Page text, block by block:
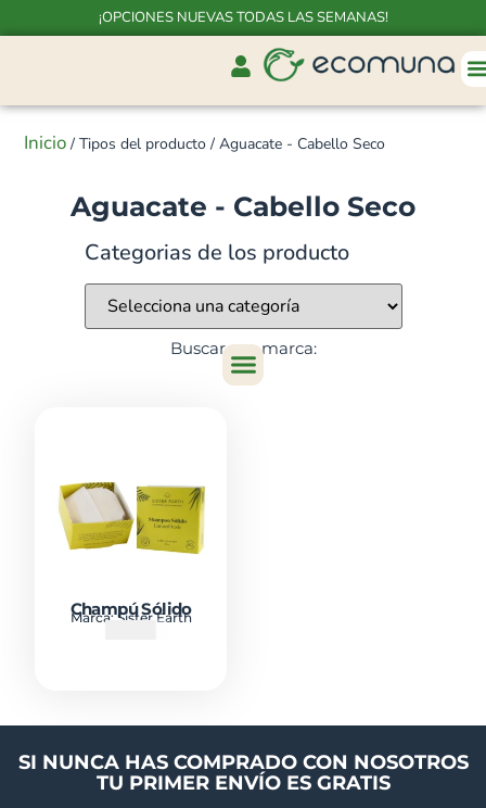
¡OPCIONES NUEVAS TODAS LAS SEMANAS!
Inicio / Tipos del producto / Aguacate - Cabello Seco
Aguacate - Cabello Seco
Categorias de los producto
Buscar por marca:
Champú Sólido
Marca:Sister Earth
SI NUNCA HAS COMPRADO CON NOSOTROS
TU PRIMER ENVÍO ES GRATIS